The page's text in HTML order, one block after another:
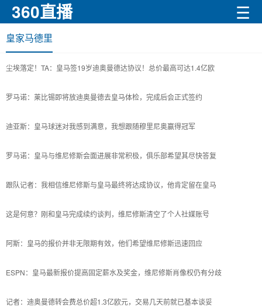
360直播 ☰
皇家马德里
尘埃落定！TA：皇马签19岁迪奥曼德达协议！总价最高可达1.4亿欧
罗马诺：莱比锡即将放迪奥曼德去皇马体检，完成后会正式签约
迪亚斯：皇马球迷对我感到满意，我想跟随穆里尼奥赢得冠军
罗马诺：皇马与维尼修斯会面进展非常积极，俱乐部希望其尽快答复
跟队记者：我相信维尼修斯与皇马最终将达成协议，他肯定留在皇马
这是何意？刚和皇马完成续约谈判，维尼修斯清空了个人社媒账号
阿斯：皇马的报价并非无限期有效，他们希望维尼修斯迅速回应
ESPN：皇马最新报价提高固定薪水及奖金，维尼修斯肖像权仍有分歧
记者：迪奥曼德转会费总价超1.3亿欧元，交易几天前就已基本谈妥